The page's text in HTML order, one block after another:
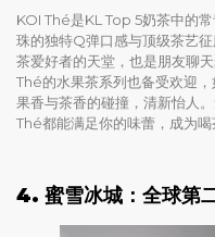
KOI Thé是KL Top 5奶茶中的
珠的独特Q弹口感与顶级茶艺
茶爱好者的天堂，也是朋友聊
Thé的水果茶系列也备受欢迎
果香与茶香的碰撞，清新怡人
Thé都能满足你的味蕾，成为喝
4. 蜜雪冰城：全球第